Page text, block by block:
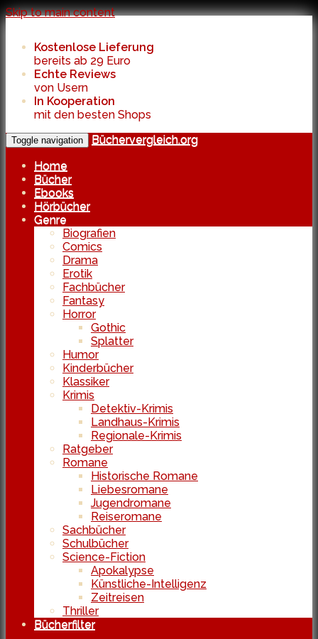
Skip to main content
Kostenlose Lieferung
bereits ab 29 Euro
Echte Reviews
von Usern
In Kooperation
mit den besten Shops
Toggle navigation
Büchervergleich.org
Home
Bücher
Ebooks
Hörbücher
Genre
Biografien
Comics
Drama
Erotik
Fachbücher
Fantasy
Horror
Gothic
Splatter
Humor
Kinderbücher
Klassiker
Krimis
Detektiv-Krimis
Landhaus-Krimis
Regionale-Krimis
Ratgeber
Romane
Historische Romane
Liebesromane
Jugendromane
Reiseromane
Sachbücher
Schulbücher
Science-Fiction
Apokalypse
Künstliche-Intelligenz
Zeitreisen
Thriller
Bücherfilter